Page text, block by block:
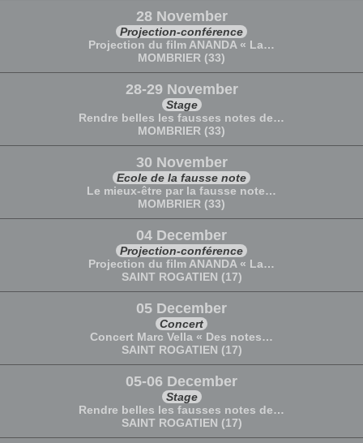
28 November
Projection-conférence
Projection du film ANANDA « La…
MOMBRIER (33)
28-29 November
Stage
Rendre belles les fausses notes de…
MOMBRIER (33)
30 November
Ecole de la fausse note
Le mieux-être par la fausse note…
MOMBRIER (33)
04 December
Projection-conférence
Projection du film ANANDA « La…
SAINT ROGATIEN (17)
05 December
Concert
Concert Marc Vella « Des notes…
SAINT ROGATIEN (17)
05-06 December
Stage
Rendre belles les fausses notes de…
SAINT ROGATIEN (17)